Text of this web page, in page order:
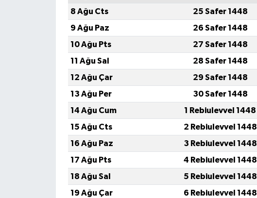
8 Ağu Cts
25 Safer 1448
9 Ağu Paz
26 Safer 1448
10 Ağu Pts
27 Safer 1448
11 Ağu Sal
28 Safer 1448
12 Ağu Çar
29 Safer 1448
13 Ağu Per
30 Safer 1448
14 Ağu Cum
1 Rebiulevvel 1448
15 Ağu Cts
2 Rebiulevvel 1448
16 Ağu Paz
3 Rebiulevvel 1448
17 Ağu Pts
4 Rebiulevvel 1448
18 Ağu Sal
5 Rebiulevvel 1448
19 Ağu Çar
6 Rebiulevvel 1448